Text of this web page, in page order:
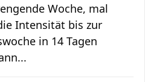
Woche, mal
Intensität bis zur
in 14 Tagen